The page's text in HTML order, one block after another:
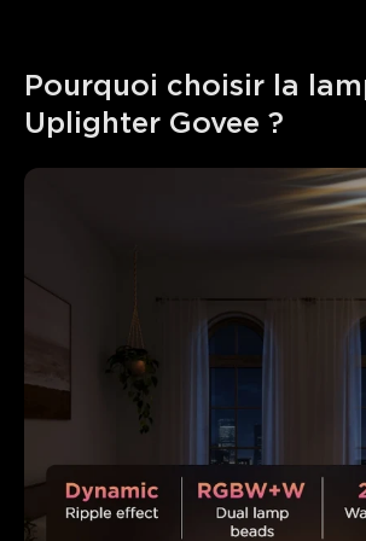
Pourquoi choisir la
Uplighter Govee ?